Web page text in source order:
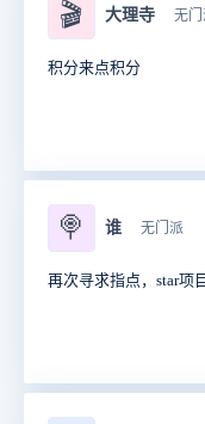
🎬 大理寺 无
积分来点积分
🍭 谁 无门派
再次寻求指点，star项